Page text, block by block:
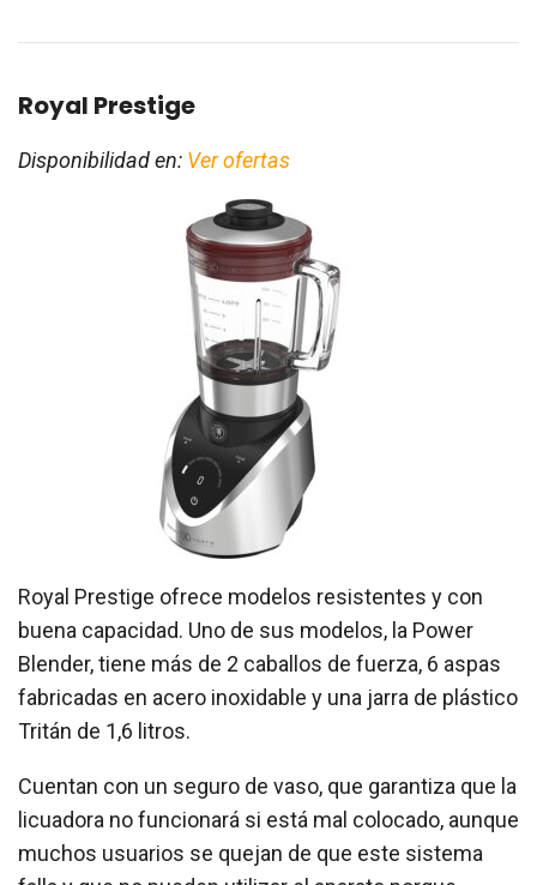
Royal Prestige
Disponibilidad en: Ver ofertas
Royal Prestige ofrece modelos resistentes y con
buena capacidad. Uno de sus modelos, la Power
Blender, tiene más de 2 caballos de fuerza, 6 aspas
fabricadas en acero inoxidable y una jarra de plástico
Tritán de 1,6 litros.
Cuentan con un seguro de vaso, que garantiza que la
licuadora no funcionará si está mal colocado, aunque
muchos usuarios se quejan de que este sistema